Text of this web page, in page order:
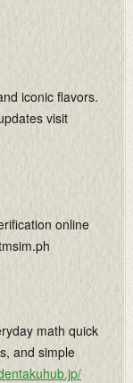
iconic flavors.
visit
online
math quick
and simple